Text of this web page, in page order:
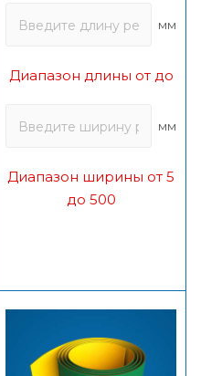
мм
Диапазон длины от до
мм
Диапазон ширины от 5
до 500